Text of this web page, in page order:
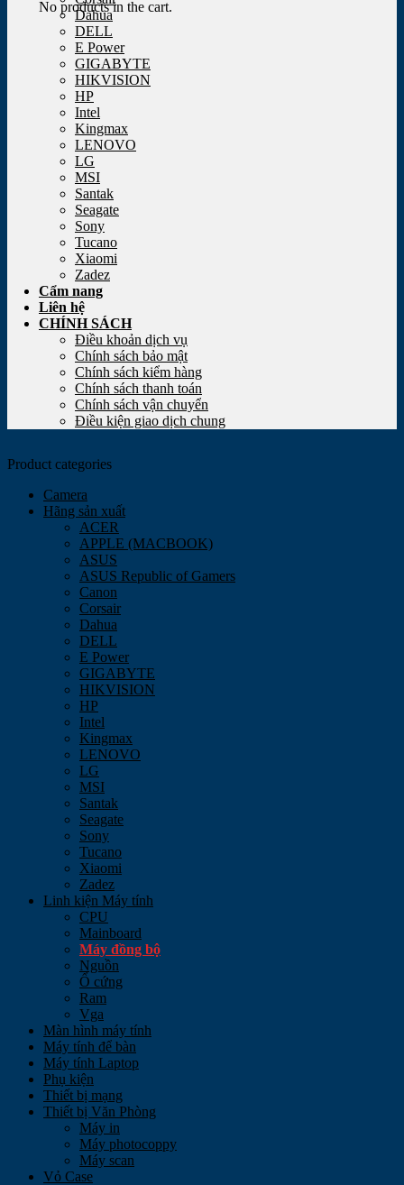
No products in the cart.
Dahua
DELL
E Power
GIGABYTE
HIKVISION
HP
Intel
Kingmax
LENOVO
LG
MSI
Santak
Seagate
Sony
Tucano
Xiaomi
Zadez
Cẩm nang
Liên hệ
CHÍNH SÁCH
Điều khoản dịch vụ
Chính sách bảo mật
Chính sách kiểm hàng
Chính sách thanh toán
Chính sách vận chuyển
Điều kiện giao dịch chung
Product categories
Camera
Hãng sản xuất
ACER
APPLE (MACBOOK)
ASUS
ASUS Republic of Gamers
Canon
Corsair
Dahua
DELL
E Power
GIGABYTE
HIKVISION
HP
Intel
Kingmax
LENOVO
LG
MSI
Santak
Seagate
Sony
Tucano
Xiaomi
Zadez
Linh kiện Máy tính
CPU
Mainboard
Máy đồng bộ
Nguồn
Ổ cứng
Ram
Vga
Màn hình máy tính
Máy tính để bàn
Máy tính Laptop
Phụ kiện
Thiết bị mạng
Thiết bị Văn Phòng
Máy in
Máy photocoppy
Máy scan
Vỏ Case